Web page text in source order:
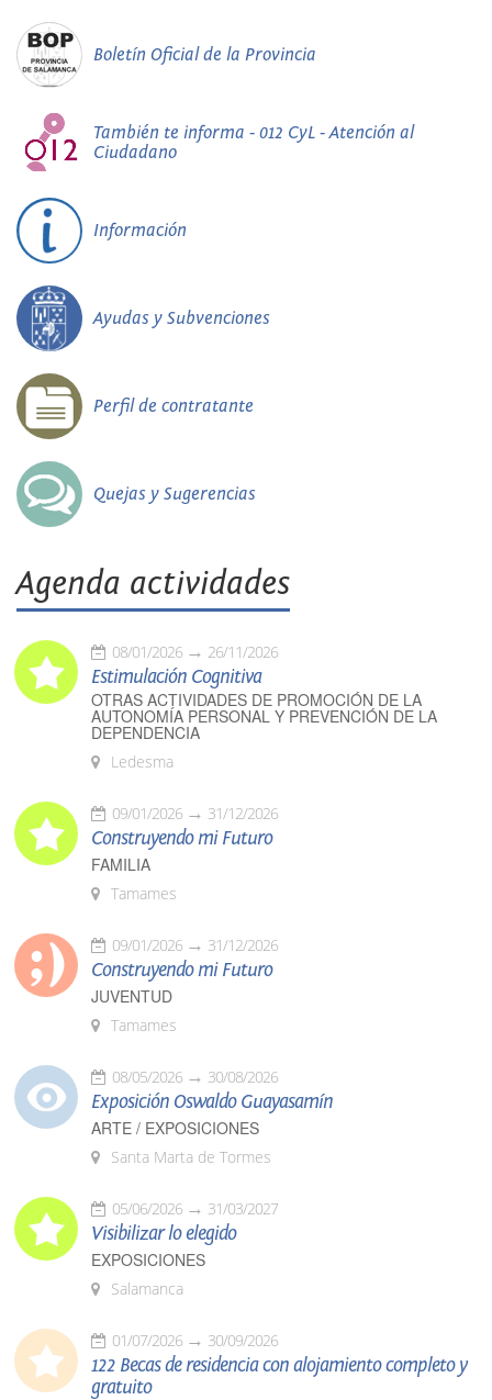
Boletín Oficial de la Provincia
También te informa - 012 CyL - Atención al
Ciudadano
Información
Ayudas y Subvenciones
Perfil de contratante
Quejas y Sugerencias
Agenda actividades
08/01/2026 26/11/2026
Estimulación Cognitiva
OTRAS ACTIVIDADES DE PROMOCIÓN DE LA
AUTONOMÍA PERSONAL Y PREVENCIÓN DE LA
DEPENDENCIA
Ledesma
09/01/2026 31/12/2026
Construyendo mi Futuro
FAMILIA
Tamames
09/01/2026 31/12/2026
Construyendo mi Futuro
JUVENTUD
Tamames
08/05/2026 30/08/2026
Exposición Oswaldo Guayasamín
ARTE / EXPOSICIONES
Santa Marta de Tormes
05/06/2026 31/03/2027
Visibilizar lo elegido
EXPOSICIONES
Salamanca
01/07/2026 30/09/2026
122 Becas de residencia con alojamiento completo y
gratuito